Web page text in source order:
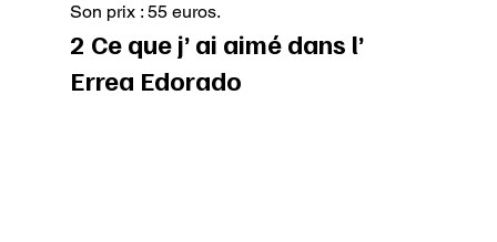
Son prix : 55 euros.
2 Ce que j’ ai aimé dans l’
Errea Edorado